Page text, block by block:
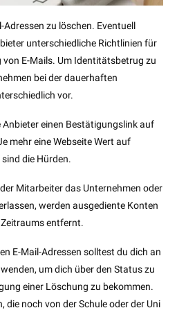
Adressen zu löschen. Eventuell
unterschiedliche Richtlinien für
E-Mails. Um Identitätsbetrug zu
bei der dauerhaften
vor.
Anbieter einen Bestätigungslink auf
mehr eine Webseite Wert auf
die Hürden.
Mitarbeiter das Unternehmen oder
werden ausgediente Konten
entfernt.
E-Mail-Adressen solltest du dich an
um dich über den Status zu
einer Löschung zu bekommen.
die noch von der Schule oder der Uni